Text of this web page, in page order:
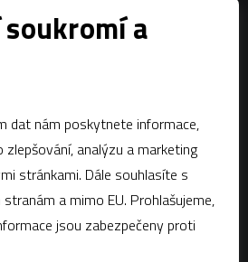
zákoníku:Krajský soud v Brně, oddíl C,
a
dat nám poskytnete informace,
analýzu a marketing
Dále souhlasíte s
a mimo EU. Prohlašujeme,
jsou zabezpečeny proti